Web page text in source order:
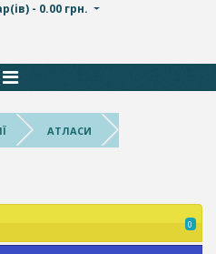
- 0.00 грн.
АТЛАСИ
0